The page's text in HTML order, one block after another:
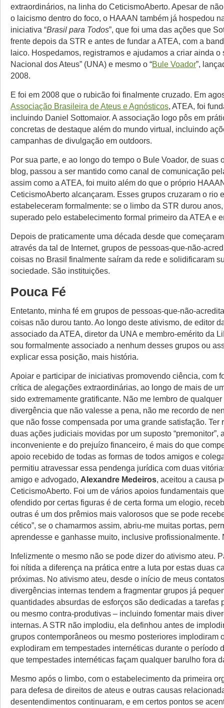
extraordinários, na linha do CeticismoAberto. Apesar de
o laicismo dentro do foco, o HAAAN também já hospedou
iniciativa “Brasil para Todos”, que foi uma das ações que
frente depois da STR e antes de fundar a ATEA, com a
laico. Hospedamos, registramos e ajudamos a criar ainda o
Nacional dos Ateus” (UNA) e mesmo o “Bule Voador”,
2008.
E foi em 2008 que o rubicão foi finalmente cruzado. Em
Associação Brasileira de Ateus e Agnósticos , ATEA, foi
incluindo Daniel Sottomaior. A associação logo pôs em
concretas de destaque além do mundo virtual, incluindo
campanhas de divulgação em outdoors.
Por sua parte, e ao longo do tempo o Bule Voador, de suas
blog, passou a ser mantido como canal de comunicação
assim como a ATEA, foi muito além do que o próprio
CeticismoAberto alcançaram. Esses grupos cruzaram o rio
estabeleceram formalmente: se o limbo da STR durou
superado pelo estabelecimento formal primeiro da ATEA e
Depois de praticamente uma década desde que
através da tal de Internet, grupos de pessoas-que-não-
coisas no Brasil finalmente saíram da rede e solidificaram
sociedade. São instituições.
Pouca Fé
Entetanto, minha fé em grupos de pessoas-que-não-
coisas não durou tanto. Ao longo deste ativismo, de editor
associado da ATEA, diretor da UNA e membro-emérito da
sou formalmente associado a nenhum desses grupos ou
explicar essa posição, mais história.
Apoiar e participar de iniciativas promovendo ciência, com
crítica de alegações extraordinárias, ao longo de mais de
sido extremamente gratificante. Não me lembro de
divergência que não valesse a pena, não me recordo de
que não fosse compensada por uma grande satisfação. Ter
duas ações judiciais movidas por um suposto “premonitor”,
inconveniente e do prejuízo financeiro, é mais do que
apoio recebido de todas as formas de todos amigos e
permitiu atravessar essa pendenga jurídica com duas
amigo e advogado, Alexandre Medeiros , aceitou a causa
CeticismoAberto. Foi um de vários apoios fundamentais
ofendido por certas figuras é de certa forma um elogio,
outras é um dos prêmios mais valorosos que se pode
cético”, se o chamarmos assim, abriu-me muitas portas,
aprendesse e ganhasse muito, inclusive profissionalmente.
Infelizmente o mesmo não se pode dizer do ativismo ateu.
foi nítida a diferença na prática entre a luta por estas duas
próximas. No ativismo ateu, desde o início de meus
divergências internas tendem a fragmentar grupos já
quantidades absurdas de esforços são dedicadas a tarefas
ou mesmo contra-produtivas – incluindo fomentar mais
internas. A STR não implodiu, ela definhou antes de
grupos contemporâneos ou mesmo posteriores implodiram
explodiram em tempestades internéticas durante o período
que tempestades internéticas façam qualquer barulho fora
Mesmo após o limbo, com o estabelecimento da primeira
para defesa de direitos de ateus e outras causas
desentendimentos continuaram, e em certos pontos se